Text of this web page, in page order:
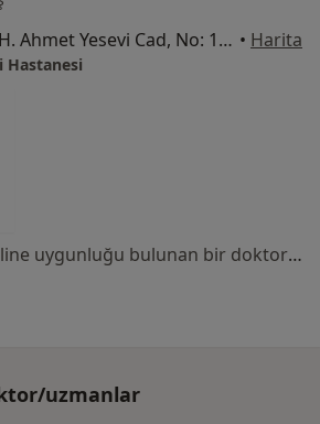
Barbaros Mah, H. Ahmet Yesevi Cad, No: 149 Güneşli - Bağcılar / İstanbul, Bağcılar • Harita
Hastanesi
Bu kurumda online uygunluğu bulunan bir doktor veya uzman bulunamadı
uzmanlar